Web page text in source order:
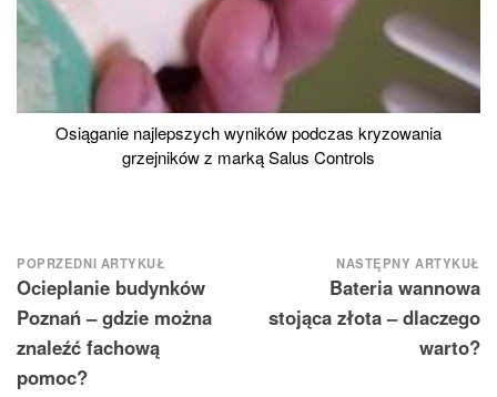
Osiąganie najlepszych wyników podczas kryzowania
grzejników z marką Salus Controls
Nawigacja
wpisu
POPRZEDNI ARTYKUŁ
Ocieplanie budynków
Poznań – gdzie można
znaleźć fachową
pomoc?
NASTĘPNY ARTYKUŁ
Bateria wannowa
stojąca złota – dlaczego
warto?